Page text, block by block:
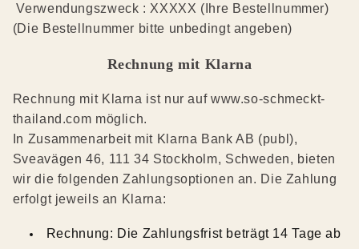
Verwendungszweck : XXXXX (Ihre Bestellnummer)
(Die Bestellnummer bitte unbedingt angeben)
Rechnung mit Klarna
Rechnung mit Klarna ist nur auf www.so-schmeckt-
thailand.com möglich.
In Zusammenarbeit mit Klarna Bank AB (publ),
Sveavägen 46, 111 34 Stockholm, Schweden, bieten
wir die folgenden Zahlungsoptionen an. Die Zahlung
erfolgt jeweils an Klarna:
Rechnung: Die Zahlungsfrist beträgt 14 Tage ab